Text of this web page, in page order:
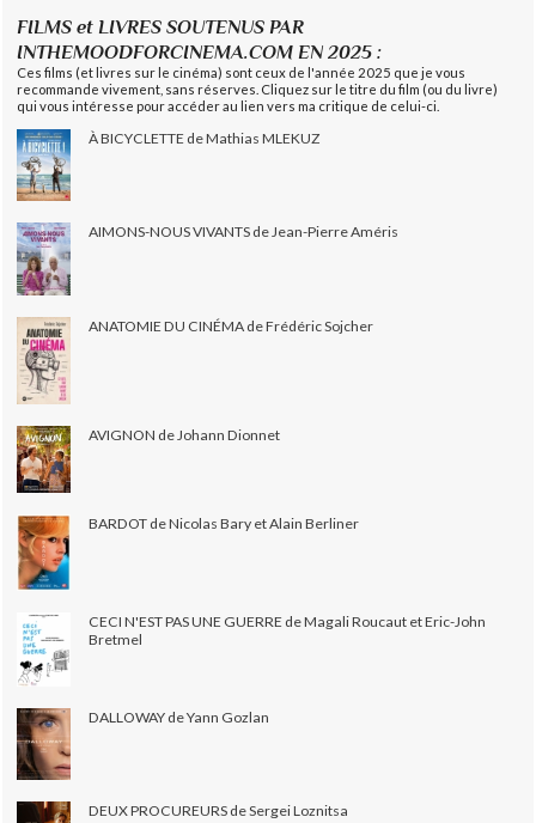
FILMS et LIVRES SOUTENUS PAR
INTHEMOODFORCINEMA.COM EN 2025 :
Ces films (et livres sur le cinéma) sont ceux de l'année 2025 que je vous
recommande vivement, sans réserves. Cliquez sur le titre du film (ou du livre)
qui vous intéresse pour accéder au lien vers ma critique de celui-ci.
À BICYCLETTE de Mathias MLEKUZ
AIMONS-NOUS VIVANTS de Jean-Pierre Améris
ANATOMIE DU CINÉMA de Frédéric Sojcher
AVIGNON de Johann Dionnet
BARDOT de Nicolas Bary et Alain Berliner
CECI N'EST PAS UNE GUERRE de Magali Roucaut et Eric-John
Bretmel
DALLOWAY de Yann Gozlan
DEUX PROCUREURS de Sergei Loznitsa